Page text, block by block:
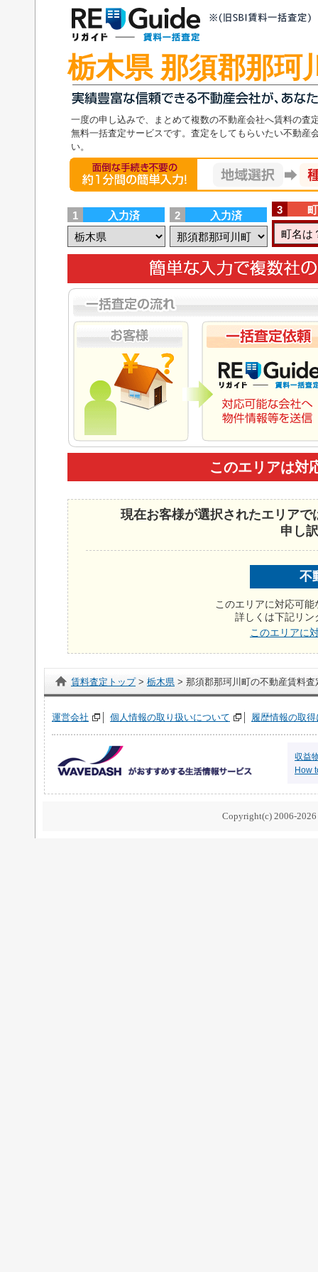
栃木県 那須郡那珂
一度の申し込みで、まとめて複数の不動産会社へ賃料の査
無料一括査定サービスです。査定をしてもらいたい不動産
い。
面倒な手続き不要の1分の簡単入力！地域選択
1 入力済 2 入力済 3
このエリアは対
現在お客様が選択されたエリア
申し
不
このエリアに対応可
詳しくは下記リン
このエリアに
賃料査定トップ> 栃木県 > 那須郡那珂川町の不動産賃料査
運営会社 個人情報の取り扱いについて 履歴情報の取
収益
How
Copyright(c) 2006-2026